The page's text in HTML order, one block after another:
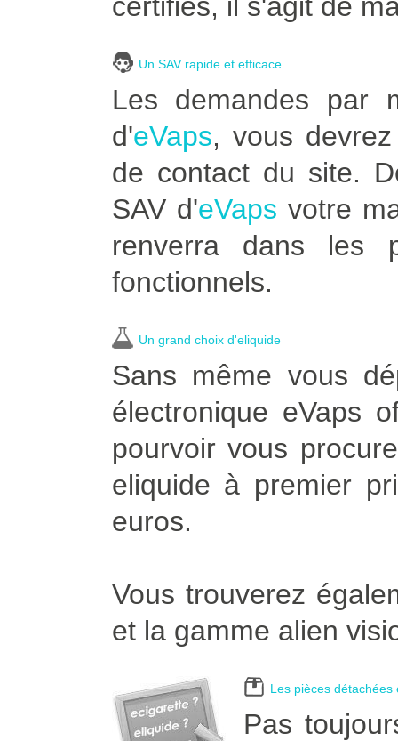
Un SAV rapide et efficace
Les demandes par
d'eVaps, vous
de contact du site.
SAV d'eVaps votre
renverra dans les
fonctionnels.
Un grand choix d'eliquide
Sans même vous
électronique eVaps
pourvoir vous
eliquide à premier
euros.
Vous trouverez
et la gamme alien
Les pièces détachées
Pas